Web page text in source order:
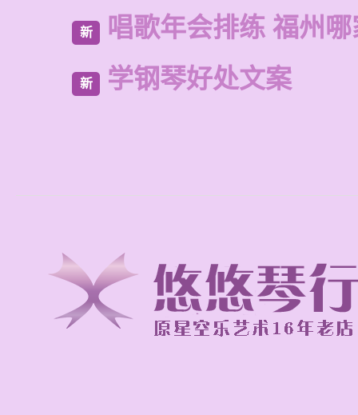
新 唱歌年会排练 福州
新 学钢琴好处文案